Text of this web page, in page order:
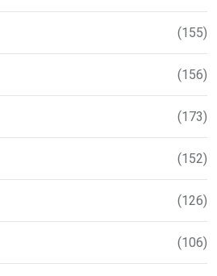
(155)
(156)
(173)
(152)
(126)
(106)